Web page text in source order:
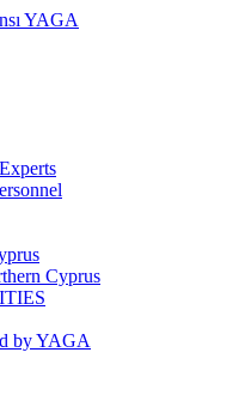
Cyprus
by YAGA